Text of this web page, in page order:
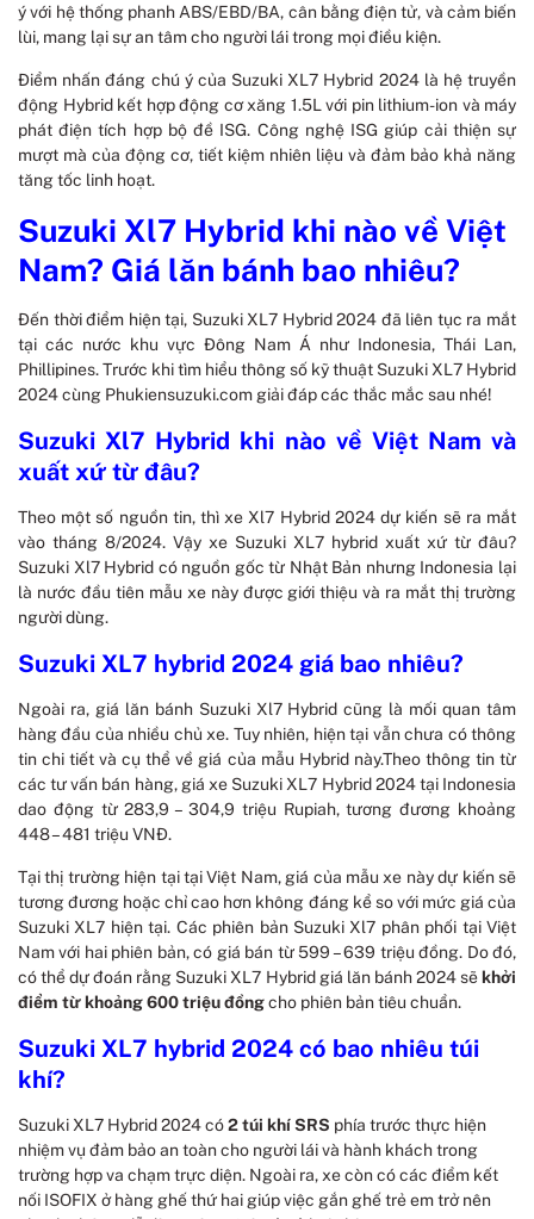
ý với hệ thống phanh ABS/EBD/BA, cân bằng điện tử, và cảm biến
lùi, mang lại sự an tâm cho người lái trong mọi điều kiện.
Điểm nhấn đáng chú ý của Suzuki XL7 Hybrid 2024 là hệ truyền
động Hybrid kết hợp động cơ xăng 1.5L với pin lithium-ion và máy
phát điện tích hợp bộ đề ISG. Công nghệ ISG giúp cải thiện sự
mượt mà của động cơ, tiết kiệm nhiên liệu và đảm bảo khả năng
tăng tốc linh hoạt.
Suzuki Xl7 Hybrid khi nào về Việt
Nam? Giá lăn bánh bao nhiêu?
Đến thời điểm hiện tại, Suzuki XL7 Hybrid 2024 đã liên tục ra mắt
tại các nước khu vực Đông Nam Á như Indonesia, Thái Lan,
Phillipines. Trước khi tìm hiểu thông số kỹ thuật Suzuki XL7 Hybrid
2024 cùng Phukiensuzuki.com giải đáp các thắc mắc sau nhé!
Suzuki Xl7 Hybrid khi nào về Việt Nam và
xuất xứ từ đâu?
Theo một số nguồn tin, thì xe Xl7 Hybrid 2024 dự kiến sẽ ra mắt
vào tháng 8/2024. Vậy xe Suzuki XL7 hybrid xuất xứ từ đâu?
Suzuki Xl7 Hybrid có nguồn gốc từ Nhật Bản nhưng Indonesia lại
là nước đầu tiên mẫu xe này được giới thiệu và ra mắt thị trường
người dùng.
Suzuki XL7 hybrid 2024 giá bao nhiêu?
Ngoài ra, giá lăn bánh Suzuki Xl7 Hybrid cũng là mối quan tâm
hàng đầu của nhiều chủ xe. Tuy nhiên, hiện tại vẫn chưa có thông
tin chi tiết và cụ thể về giá của mẫu Hybrid này.Theo thông tin từ
các tư vấn bán hàng, giá xe Suzuki XL7 Hybrid 2024 tại Indonesia
dao động từ 283,9 – 304,9 triệu Rupiah, tương đương khoảng
448 – 481 triệu VNĐ.
Tại thị trường hiện tại tại Việt Nam, giá của mẫu xe này dự kiến sẽ
tương đương hoặc chỉ cao hơn không đáng kể so với mức giá của
Suzuki XL7 hiện tại. Các phiên bản Suzuki Xl7 phân phối tại Việt
Nam với hai phiên bản, có giá bán từ 599 – 639 triệu đồng. Do đó,
có thể dự đoán rằng Suzuki XL7 Hybrid giá lăn bánh 2024 sẽkhởi
điểm từ khoảng 600 triệu đồngcho phiên bản tiêu chuẩn.
Suzuki XL7 hybrid 2024 có bao nhiêu túi
khí?
Suzuki XL7 Hybrid 2024 có2 túi khí SRS phía trước thực hiện
nhiệm vụ đảm bảo an toàn cho người lái và hành khách trong
trường hợp va chạm trực diện. Ngoài ra, xe còn có các điểm kết
nối ISOFIX ở hàng ghế thứ hai giúp việc gắn ghế trẻ em trở nên